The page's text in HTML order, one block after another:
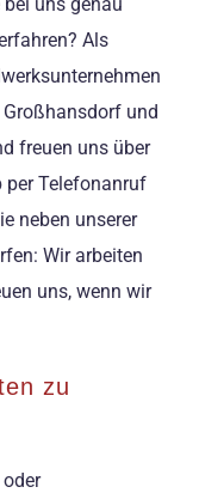
Als
und
freuen uns über
per Telefonanruf
neben unserer
Wir arbeiten
uns, wenn wir
zu